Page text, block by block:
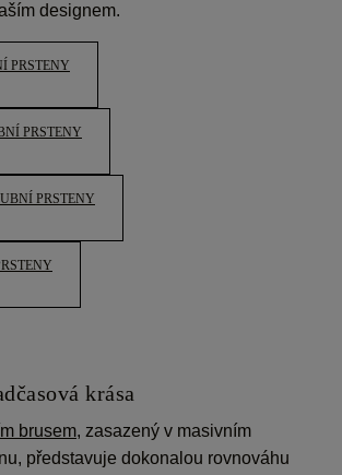
designem.
PRSTENY
SNUBNÍ PRSTENY
ZLATO SNUBNÍ PRSTENY
PRSTENY
krása
brusem, zasazený v masivním
představuje dokonalou rovnováhu